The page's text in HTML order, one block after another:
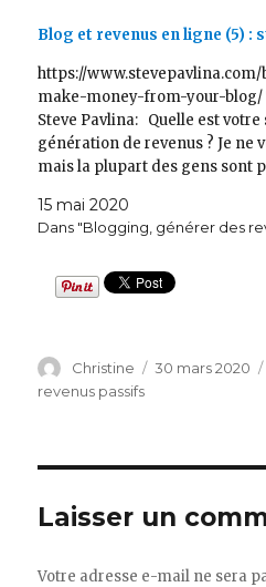
Blog et revenus en ligne (5) :
https://
make-money-from-your-blog/
Steve Pavlina: Quelle est
génération de revenus ? Je ne
mais la plupart des gens sont
appliquent quelques recettes à
15 mai 2020
Dans "Blogging, générer des
Auteur
Christine
Publié
30 mars 2020
revenus passifs
Laisser un
Votre adresse e-mail ne sera